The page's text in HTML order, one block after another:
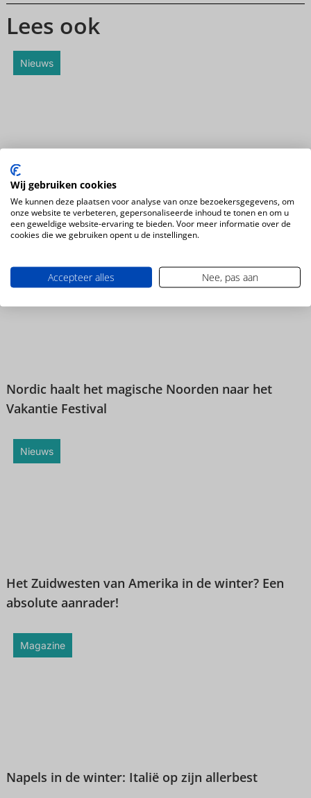
Lees ook
Nieuws
TravDay viert vijfjarig jubileum: dit staat er op het
programma op 22 september
Nordic haalt het magische Noorden naar het
Vakantie Festival
Nieuws
Het Zuidwesten van Amerika in de winter? Een
absolute aanrader!
Magazine
Napels in de winter: Italië op zijn allerbest
Wij gebruiken cookies
We kunnen deze plaatsen voor analyse van onze bezoekersgegevens, om
onze website te verbeteren, gepersonaliseerde inhoud te tonen en om u
een geweldige website-ervaring te bieden. Voor meer informatie over de
cookies die we gebruiken opent u de instellingen.
Accepteer alles Nee, pas aan